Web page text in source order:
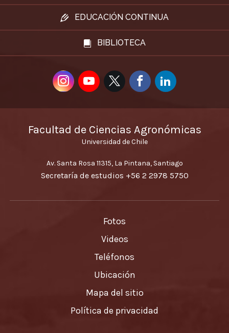
EDUCACIÓN CONTINUA
BIBLIOTECA
Facultad de Ciencias Agronómicas
Universidad de Chile
Av. Santa Rosa 11315, La Pintana, Santiago
Secretaría de estudios +56 2 2978 5750
Fotos
Videos
Teléfonos
Ubicación
Mapa del sitio
Política de privacidad